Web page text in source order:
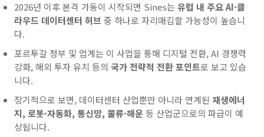
2026년 이후 본격 가동이 시작되면 Sines는 유럽 내 주요 AI·클
라우드 데이터센터 허브 중 하나로 자리매김할 가능성이 높습니
다.
포르투갈 정부 및 업계는 이 사업을 통해 디지털 전환, AI 경쟁력
강화, 해외 투자 유치 등의 국가 전략적 전환 포인트로 보고 있습
니다.
장기적으로 보면, 데이터센터 산업뿐만 아니라 연계된 재생에너
지, 로봇·자동화, 통신망, 물류·해운등 산업군으로의 파급이 예
상됩니다.